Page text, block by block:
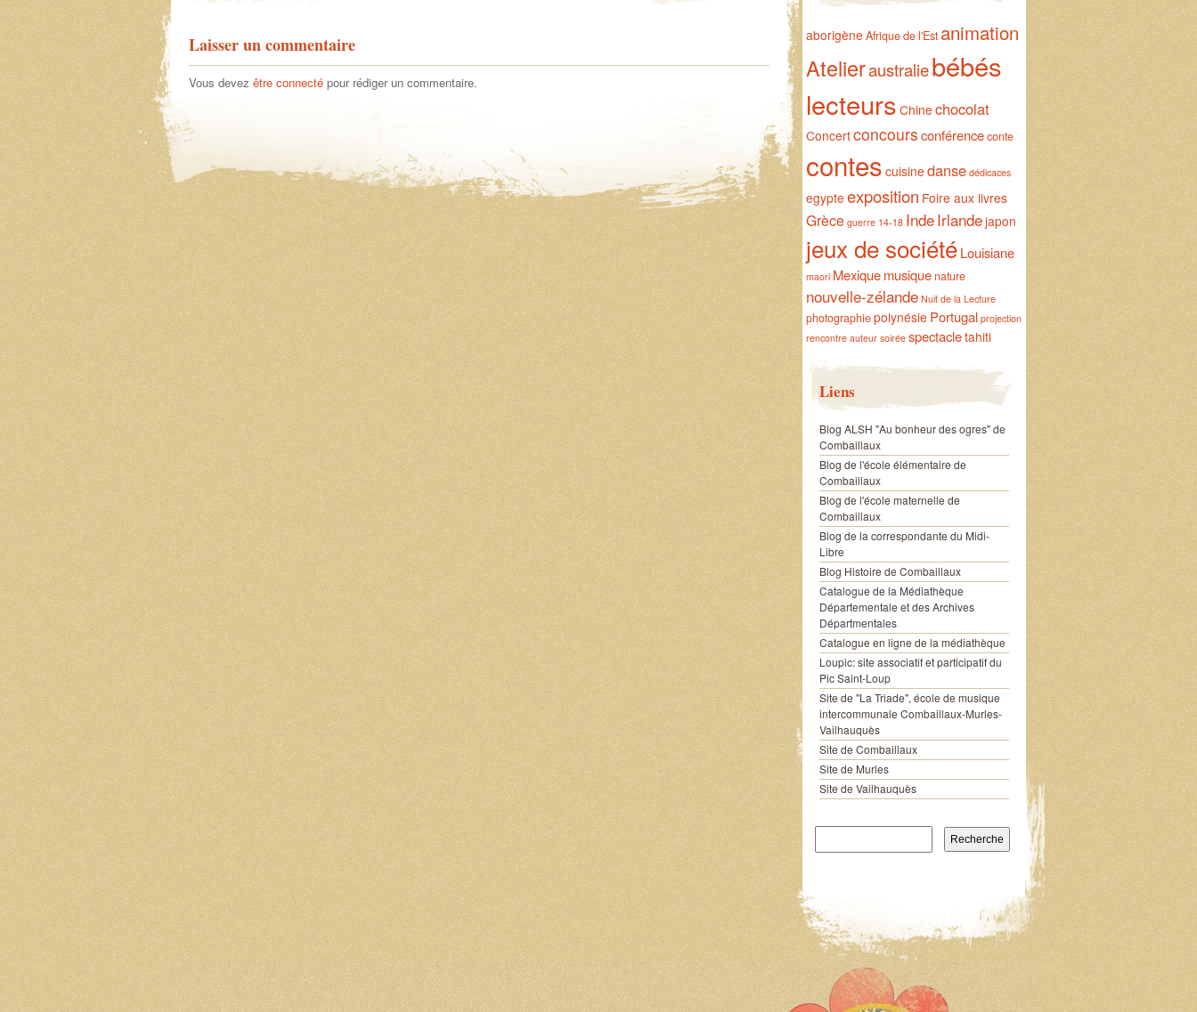
Laisser un commentaire
Vous devez être connecté pour rédiger un commentaire.
aborigène Afrique de l'Est animation
Atelieraustraliebébés
lecteurs Chine chocolat
Concertconcoursconférenceconte
contes cuisine danse dédicaces
egypte exposition Foire aux livres
Grèce guerre 14-18 IndeIrlandejapon
jeux de société Louisiane
maori Mexique musiquenature
nouvelle-zélande Nuit de la Lecture
photographiepolynésie Portugal projection
rencontre auteur soirée spectacletahiti
Liens
Blog ALSH "Au bonheur des ogres" de
Combaillaux
Blog de l'école élémentaire de
Combaillaux
Blog de l'école maternelle de
Combaillaux
Blog de la correspondante du Midi-
Libre
Blog Histoire de Combaillaux
Catalogue de la Médiathèque
Départementale et des Archives
Départmentales
Catalogue en ligne de la médiathèque
Loupic: site associatif et participatif du
Pic Saint-Loup
Site de "La Triade", école de musique
intercommunale Combaillaux-Murles-
Vailhauquès
Site de Combaillaux
Site de Murles
Site de Vailhauquès
Recherche pour: